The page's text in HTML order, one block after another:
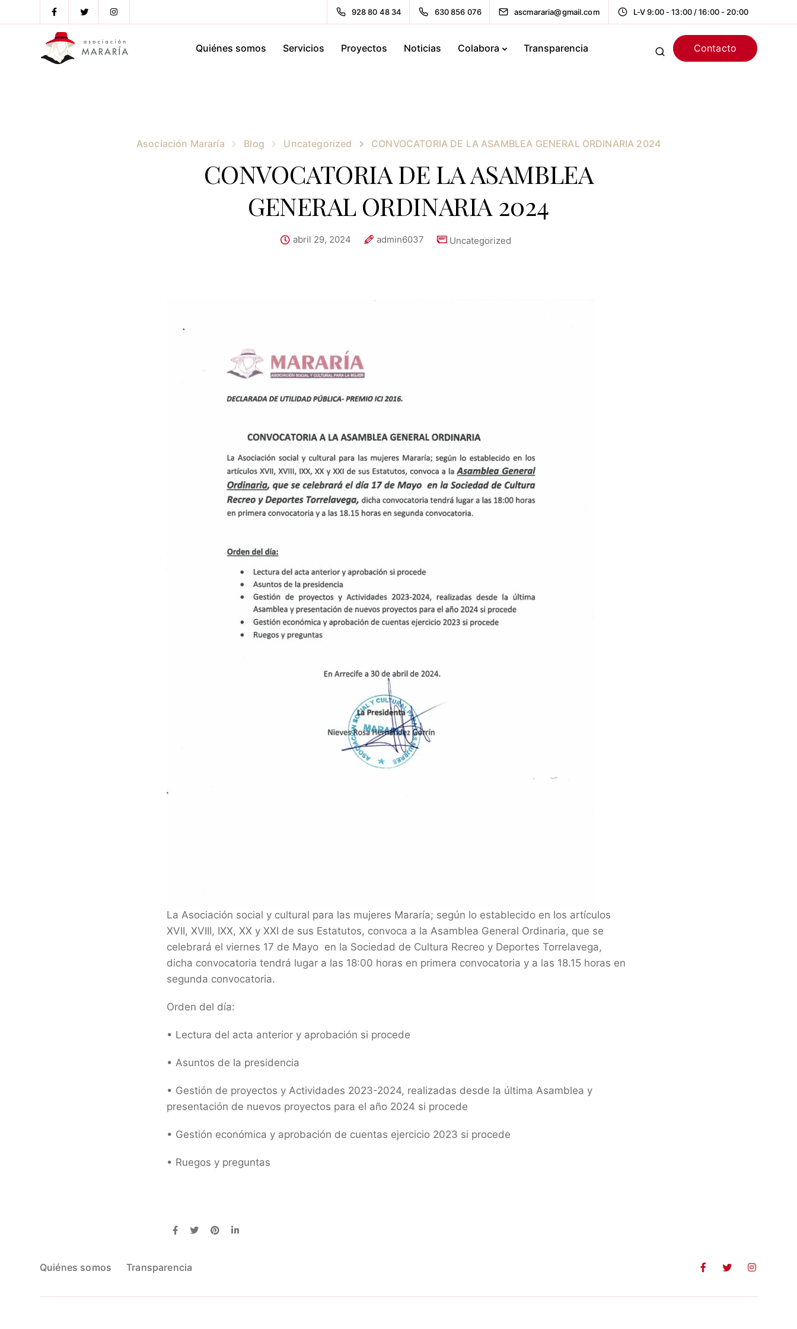
928 80 48 34 630 856 076 ascmararia@gmail.com L-V 9:00 - 13:00 / 16:00 - 20:00
Quiénes somos Servicios Proyectos Noticias Colabora Transparencia Contacto
Asociación Mararía Blog Uncategorized CONVOCATORIA DE LA ASAMBLEA GENERAL ORDINARIA 2024
CONVOCATORIA DE LA ASAMBLEA
GENERAL ORDINARIA 2024
abril 29, 2024 admin6037 Uncategorized
La Asociación social y cultural para las mujeres Mararía; según lo establecido en los artículos
XVII, XVIII, IXX, XX y XXI de sus Estatutos, convoca a la Asamblea General Ordinaria, que se
celebrará el viernes 17 de Mayo en la Sociedad de Cultura Recreo y Deportes Torrelavega,
dicha convocatoria tendrá lugar a las 18:00 horas en primera convocatoria y a las 18.15 horas en
segunda convocatoria.
Orden del día:
• Lectura del acta anterior y aprobación si procede
• Asuntos de la presidencia
• Gestión de proyectos y Actividades 2023-2024, realizadas desde la última Asamblea y
presentación de nuevos proyectos para el año 2024 si procede
• Gestión económica y aprobación de cuentas ejercicio 2023 si procede
• Ruegos y preguntas
Quiénes somos Transparencia